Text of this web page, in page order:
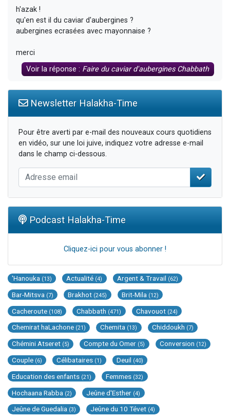
h'azak !
qu'en est il du caviar d'aubergines ?
aubergines ecrasées avec mayonnaise ?
merci
Voir la réponse : Faire du caviar d'aubergines Chabbath
Newsletter Halakha-Time
Pour être averti par e-mail des nouveaux cours quotidiens
en vidéo, sur une loi juive, indiquez votre adresse e-mail
dans le champ ci-dessous.
Podcast Halakha-Time
Cliquez-ici pour vous abonner !
'Hanouka (13) Actualité (4) Argent & Travail (62)
Bar-Mitsva (7) Brakhot (245) Brit-Mila (12)
Cacheroute (108) Chabbath (471) Chavouot (24)
Chemirat haLachone (21) Chemita (13) Chiddoukh (7)
Chémini Atseret (5) Compte du Omer (5) Conversion (12)
Couple (6) Célibataires (1) Deuil (40)
Education des enfants (21) Femmes (32)
Hochaana Rabba (2) Jeûne d'Esther (4)
Jeûne de Guedalia (3) Jeûne du 10 Tévet (4)